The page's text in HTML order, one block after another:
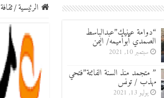
الرئيسية/ثقافة
“دوامة عينيك”عبدالباسط
الصمدي أبوأميمه/ اليمن
سبتمبر 10, 2021
” متجمد منذ السنة الفائتة”فتحي
مهذب / تونس
يوليو 13, 2021